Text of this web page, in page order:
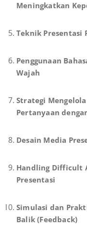
Meningkatkan
Teknik Presentasi
Penggunaan
Wajah
Strategi
Pertanyaan
Desain Media
Handling Difficult
Presentasi
Simulasi dan
Balik (Feedback)